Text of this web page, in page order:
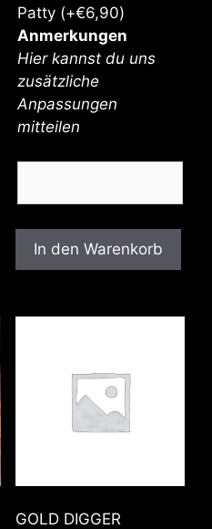
Patty (+€6,90)
Anmerkungen
Hier kannst du uns
zusätzliche
Anpassungen
mitteilen
In den Warenkorb
GOLD DIGGER